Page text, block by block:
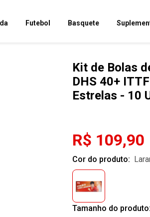
Futebol Basquete
Kit de Bolas
DHS 40+
Estrelas - 10
R$ 109,90
Cor do produto:
Tamanho do produto: